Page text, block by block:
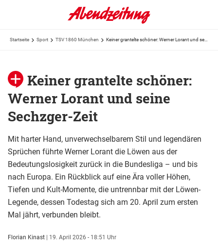
Startseite Sport TSV 1860 München
Keiner grantelte schöner:
Werner Lorant und seine
Sechzger-Zeit
Mit harter Hand, unverwechselbarem Stil und legendären
Sprüchen führte Werner Lorant die Löwen aus der
Bedeutungslosigkeit zurück in die Bundesliga – und bis
nach Europa. Ein Rückblick auf eine Ära voller Höhen,
Tiefen und Kult-Momente, die untrennbar mit der Löwen-
Legende, dessen Todestag sich am 20. April zum ersten
Mal jährt, verbunden bleibt.
Florian Kinast | 19. April 2026 - 18:51 Uhr